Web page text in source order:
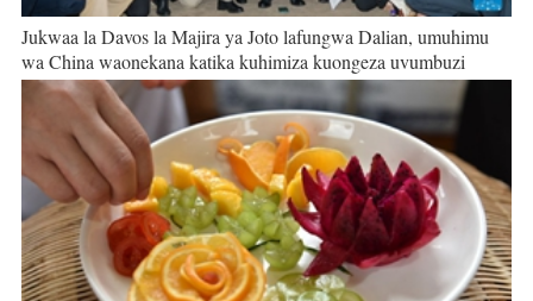
Jukwaa la Davos la Majira ya Joto lafungwa Dalian, umuhimu
wa China waonekana katika kuhimiza kuongeza uvumbuzi